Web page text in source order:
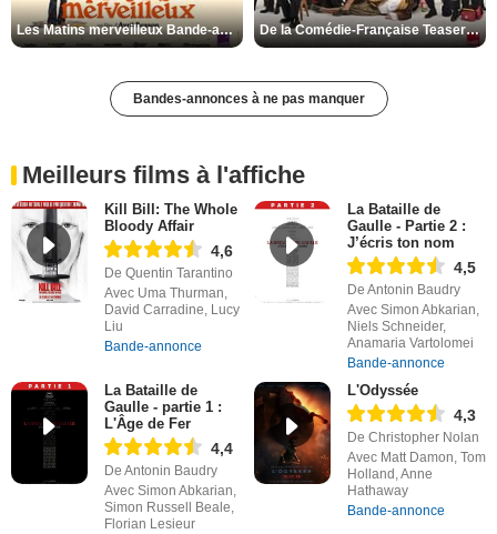
Les Matins merveilleux Bande-annonce VF De la Comédie-Française Teaser VF
Bandes-annonces à ne pas manquer
Meilleurs films à l'affiche
Kill Bill: The Whole
Bloody Affair
4,6
De Quentin Tarantino
Avec Uma Thurman,
David Carradine, Lucy
Liu
Bande-annonce
La Bataille de
Gaulle - Partie 2 :
J’écris ton nom
4,5
De Antonin Baudry
Avec Simon Abkarian,
Niels Schneider,
Anamaria Vartolomei
Bande-annonce
La Bataille de
Gaulle - partie 1 :
L'Âge de Fer
4,4
De Antonin Baudry
Avec Simon Abkarian,
Simon Russell Beale,
Florian Lesieur
L'Odyssée
4,3
De Christopher Nolan
Avec Matt Damon, Tom
Holland, Anne
Hathaway
Bande-annonce